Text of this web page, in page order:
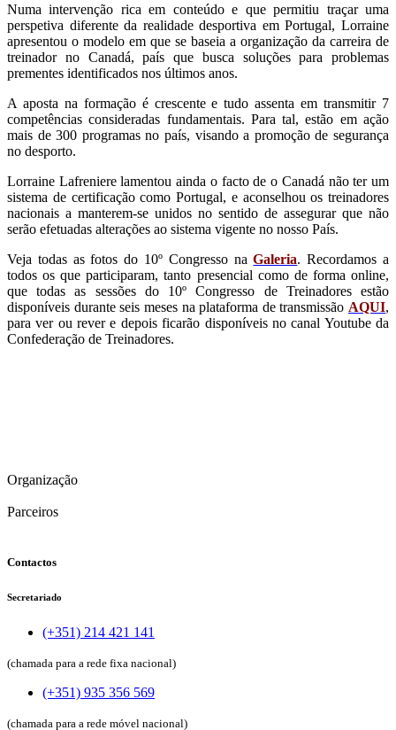
Numa intervenção rica em conteúdo e que permitiu traçar uma
perspetiva diferente da realidade desportiva em Portugal, Lorraine
apresentou o modelo em que se baseia a organização da carreira de
treinador no Canadá, país que busca soluções para problemas
prementes identificados nos últimos anos.
A aposta na formação é crescente e tudo assenta em transmitir 7
competências consideradas fundamentais. Para tal, estão em ação
mais de 300 programas no país, visando a promoção de segurança
no desporto.
Lorraine Lafreniere lamentou ainda o facto de o Canadá não ter um
sistema de certificação como Portugal, e aconselhou os treinadores
nacionais a manterem-se unidos no sentido de assegurar que não
serão efetuadas alterações ao sistema vigente no nosso País.
Veja todas as fotos do 10º Congresso naGaleria. Recordamos a
todos os que participaram, tanto presencial como de forma online,
que todas as sessões do 10º Congresso de Treinadores estão
disponíveis durante seis meses na plataforma de transmissão AQUI,
para ver ou rever e depois ficarão disponíveis no canal Youtube da
Confederação de Treinadores.
Organização
Parceiros
Contactos
Secretariado
(+351) 214 421 141
(chamada para a rede fixa nacional)
(+351) 935 356 569
(chamada para a rede móvel nacional)